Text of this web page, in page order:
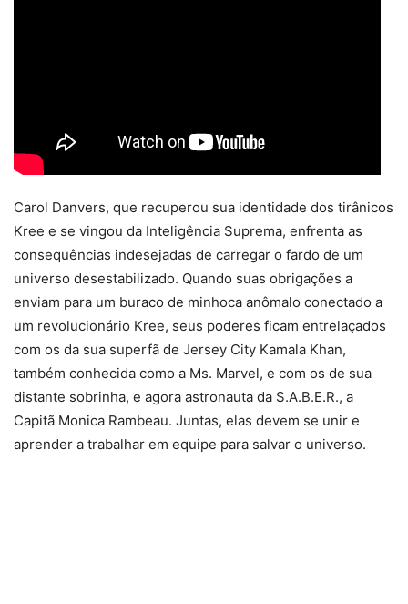
Carol Danvers, que recuperou sua identidade dos tirânicos
Kree e se vingou da Inteligência Suprema, enfrenta as
consequências indesejadas de carregar o fardo de um
universo desestabilizado. Quando suas obrigações a
enviam para um buraco de minhoca anômalo conectado a
um revolucionário Kree, seus poderes ficam entrelaçados
com os da sua superfã de Jersey City Kamala Khan,
também conhecida como a Ms. Marvel, e com os de sua
distante sobrinha, e agora astronauta da S.A.B.E.R., a
Capitã Monica Rambeau. Juntas, elas devem se unir e
aprender a trabalhar em equipe para salvar o universo.